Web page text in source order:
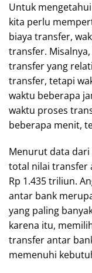
Untuk
kita perlu
biaya transfer,
transfer.
transfer yang
transfer, tetapi
waktu beberapa
waktu proses
beberapa menit,
Menurut data dari
total nilai transfer
Rp 1.435 triliun.
antar bank
yang paling
karena itu,
transfer antar
memenuhi